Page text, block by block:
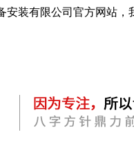
安装有限公司官方网站，